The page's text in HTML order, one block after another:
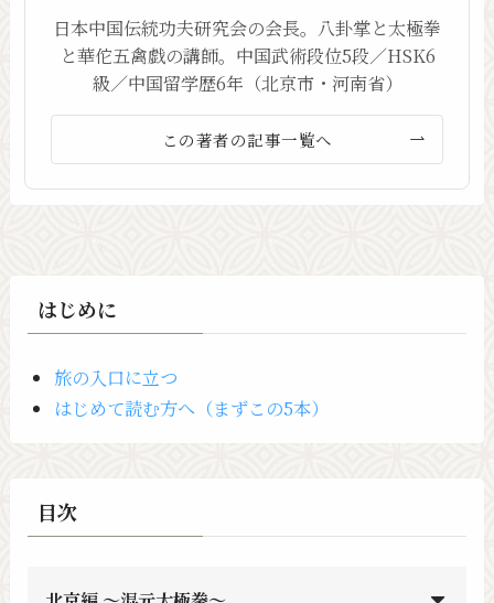
日本中国伝統功夫研究会の会長。八卦掌と太極拳
と華佗五禽戯の講師。中国武術段位5段／HSK6
級／中国留学歴6年（北京市・河南省）
この著者の記事一覧へ
はじめに
旅の入口に立つ
はじめて読む方へ（まずこの5本）
目次